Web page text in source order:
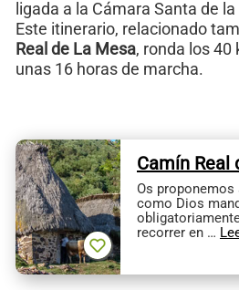
ligada a la Cámara Santa de
Este itinerario, relacionado
Real de La Mesa, ronda los 40
unas 16 horas de marcha.
Camín Real
Os
como Dios
recorrer en …